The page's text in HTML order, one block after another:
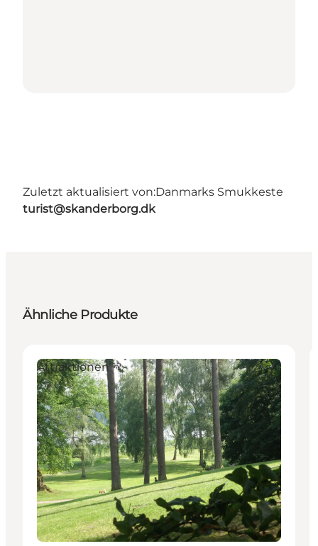
Zuletzt aktualisiert von:Danmarks Smukkeste
turist@skanderborg.dk
Ähnliche Produkte
Attraktionen